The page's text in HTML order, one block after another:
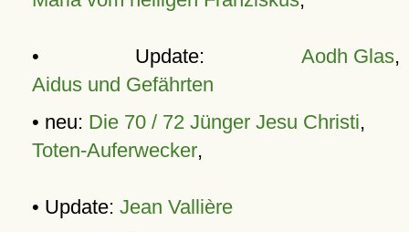
• Update: Aodh Glas,
Aidus und Gefährten
• neu: Die 70 / 72 Jünger Jesu Christi,
Toten-Auferwecker,
• Update: Jean Vallière